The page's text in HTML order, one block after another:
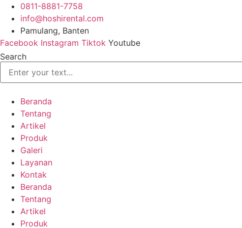
Skip
content
0811-8881-7758
info@hoshirental.com
Pamulang, Banten
Facebook Instagram Tiktok Youtube
Search
Beranda
Tentang
Artikel
Produk
Galeri
Layanan
Kontak
Beranda
Tentang
Artikel
Produk